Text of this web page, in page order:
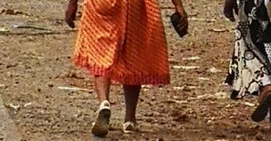
está esperando a un contenedor para su traslado) y todo el
material quirúrgico fungible donado y reesterilizado por el
Hospital de la Beata Maria Ana de Jesus.